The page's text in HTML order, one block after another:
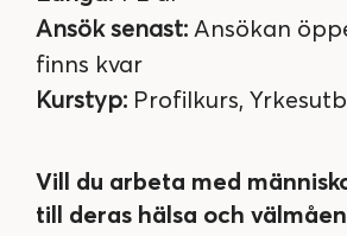
Ansök senast: Ansökan
finns kvar
Kurstyp:Profilkurs,
Vill du arbeta med
till deras hälsa och